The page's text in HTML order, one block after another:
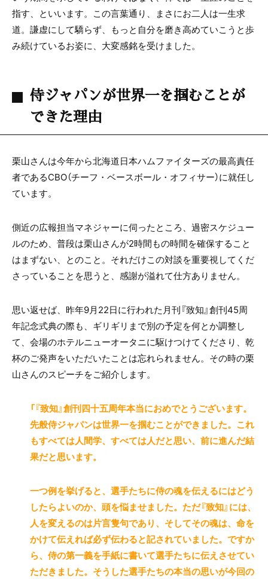
指す、といいます。この言葉通り、まさにお二人は一生求
道。謙虚にして驕らず、もっと自分を磨き高めていこうと歩
み続けているお姿に、大変感銘を受けました。
侍ジャパンが世界一を掴むことが
できた理由
栗山さんは今年から北海道日本ハムファイターズの最高責任
者であるCBO（チーフ・ベースボール・オフィサー）に就任し
ています。
側近の広報担当マネジャーに伺ったところ、過密スケジュー
ルのため、普段は栗山さんが2時間もの時間を確保すること
はまずない、とのこと。それだけこの対談を重要視してくだ
さっていることを思うと、感謝が溢れて仕方ありません。
思い返せば、昨年9月22日に行われた月刊『致知』創刊45周
年記念式典の際も、ギリギリまで別の予定を何とか調整し
て、会場のホテルニューオータニに駆けつけてくださり、乾
杯のご発声をいただいたことは忘れられません。その時の栗
山さんのスピーチをご紹介します。
「『致知』創刊四十五周年本当におめでとうございます。
先般侍ジャパンは世界一を掴むことができました。これ
もすべては人間学、すべては人だと思い、前に進んだ結
果だと思います。
一つ例を挙げると、選手たちに侍の魂を伝えるにはどう
したらよいのか、頭を悩ませました。ただ『致知』には、
人を変えるのは片言隻句であり、そしてその魂は、命を
かけて伝えれば必ず伝わると記されていました。ですか
ら、侍の第一義を手紙に書いて選手たちに伝えさせてい
ただきました。そうした選手たちの本当の思いが今回の